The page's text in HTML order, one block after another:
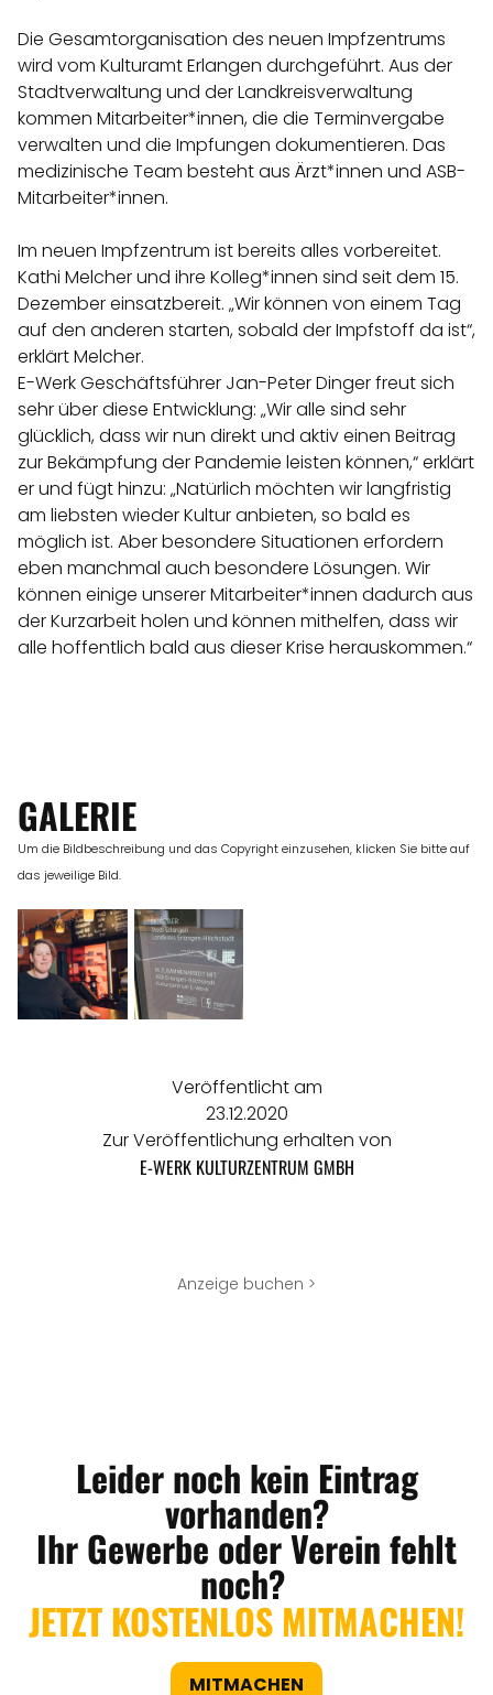
Die Gesamtorganisation des neuen Impfzentrums
wird vom Kulturamt Erlangen durchgeführt. Aus der
Stadtverwaltung und der Landkreisverwaltung
kommen Mitarbeiter*innen, die die Terminvergabe
verwalten und die Impfungen dokumentieren. Das
medizinische Team besteht aus Ärzt*innen und ASB-
Mitarbeiter*innen.
Im neuen Impfzentrum ist bereits alles vorbereitet.
Kathi Melcher und ihre Kolleg*innen sind seit dem 15.
Dezember einsatzbereit. „Wir können von einem Tag
auf den anderen starten, sobald der Impfstoff da ist“,
erklärt Melcher.
E-Werk Geschäftsführer Jan-Peter Dinger freut sich
sehr über diese Entwicklung: „Wir alle sind sehr
glücklich, dass wir nun direkt und aktiv einen Beitrag
zur Bekämpfung der Pandemie leisten können,“ erklärt
er und fügt hinzu: „Natürlich möchten wir langfristig
am liebsten wieder Kultur anbieten, so bald es
möglich ist. Aber besondere Situationen erfordern
eben manchmal auch besondere Lösungen. Wir
können einige unserer Mitarbeiter*innen dadurch aus
der Kurzarbeit holen und können mithelfen, dass wir
alle hoffentlich bald aus dieser Krise herauskommen.“
GALERIE
Um die Bildbeschreibung und das Copyright einzusehen, klicken Sie bitte auf
das jeweilige Bild.
Veröffentlicht am
23.12.2020
Zur Veröffentlichung erhalten von
E-WERK KULTURZENTRUM GMBH
Anzeige buchen >
Leider noch kein Eintrag
vorhanden?
Ihr Gewerbe oder Verein fehlt
noch?
JETZT KOSTENLOS MITMACHEN!
MITMACHEN